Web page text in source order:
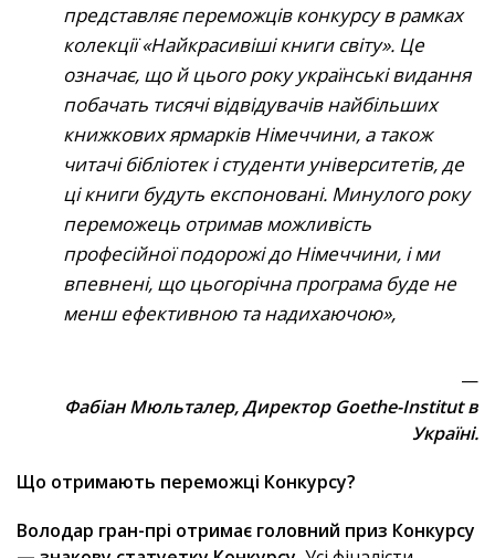
представляє переможців конкурсу в рамках
колекції «Найкрасивіші книги світу». Це
означає, що й цього року українські видання
побачать тисячі відвідувачів найбільших
книжкових ярмарків Німеччини, а також
читачі бібліотек і студенти університетів, де
ці книги будуть експоновані. Минулого року
переможець отримав можливість
професійної подорожі до Німеччини, і ми
впевнені, що цьогорічна програма буде не
менш ефективною та надихаючою
—
Фабіан Мюльталер, Директор Goethe-Institut в
Україні.
Що отримають переможці Конкурсу?
Володар гран-прі отримає головний приз Конкурсу